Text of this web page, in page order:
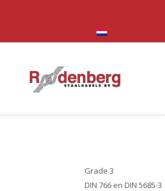
Grade 3
DIN 766 en DIN 5685-3